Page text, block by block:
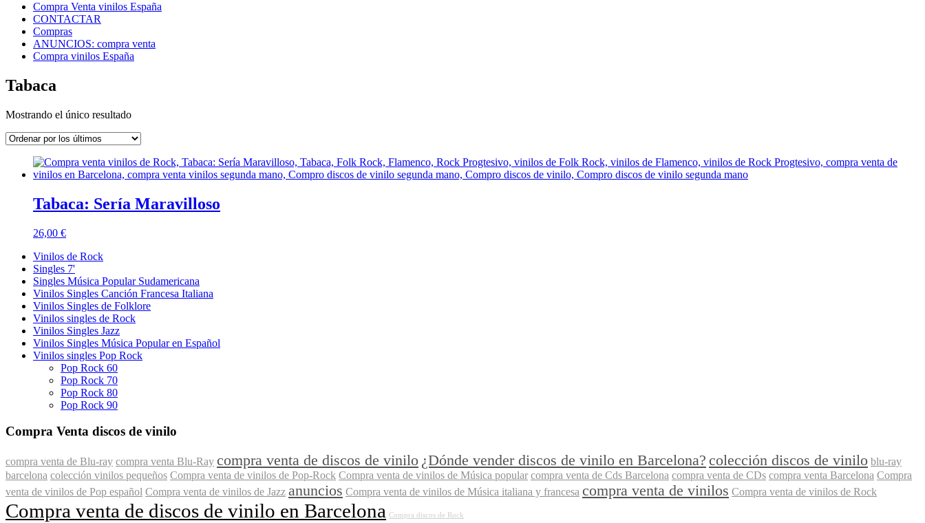
Compra Venta vinilos España
CONTACTAR
Compras
ANUNCIOS: compra venta
Compra vinilos España
Tabaca
Mostrando el único resultado
Tabaca: Sería Maravilloso
26,00 €
Vinilos de Rock
Singles 7'
Singles Música Popular Sudamericana
Vinilos Singles Canción Francesa Italiana
Vinilos Singles de Folklore
Vinilos singles de Rock
Vinilos Singles Jazz
Vinilos Singles Música Popular en Español
Vinilos singles Pop Rock
Pop Rock 60
Pop Rock 70
Pop Rock 80
Pop Rock 90
Compra Venta discos de vinilo
compra venta de Blu-ray compra venta Blu-Ray compra venta de discos de vinilo ¿Dónde vender discos de vinilo en Barcelona? colección discos de vinilo blu-ray
barcelona colección vinilos pequeños Compra venta de vinilos de Pop-Rock Compra venta de vinilos de Música popular compra venta de Cds Barcelona compra venta de CDs compra venta Barcelona Compra
venta de vinilos de Pop español Compra venta de vinilos de Jazz anuncios Compra venta de vinilos de Música italiana y francesa compra venta de vinilos Compra venta de vinilos de Rock
Compra venta de discos de vinilo en Barcelona Compra discos de Rock